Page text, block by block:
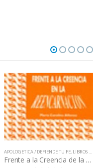
APOLOGETICA / DEFIENDE TU FE LIBROS QUE CAMBIAN VIDAS
Frente a la Creencia de la Reencarnacion